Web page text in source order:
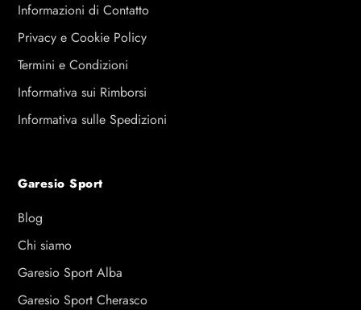
Informazioni di Contatto
Privacy e Cookie Policy
Termini e Condizioni
Informativa sui Rimborsi
Informativa sulle Spedizioni
Garesio Sport
Blog
Chi siamo
Garesio Sport Alba
Garesio Sport Cherasco